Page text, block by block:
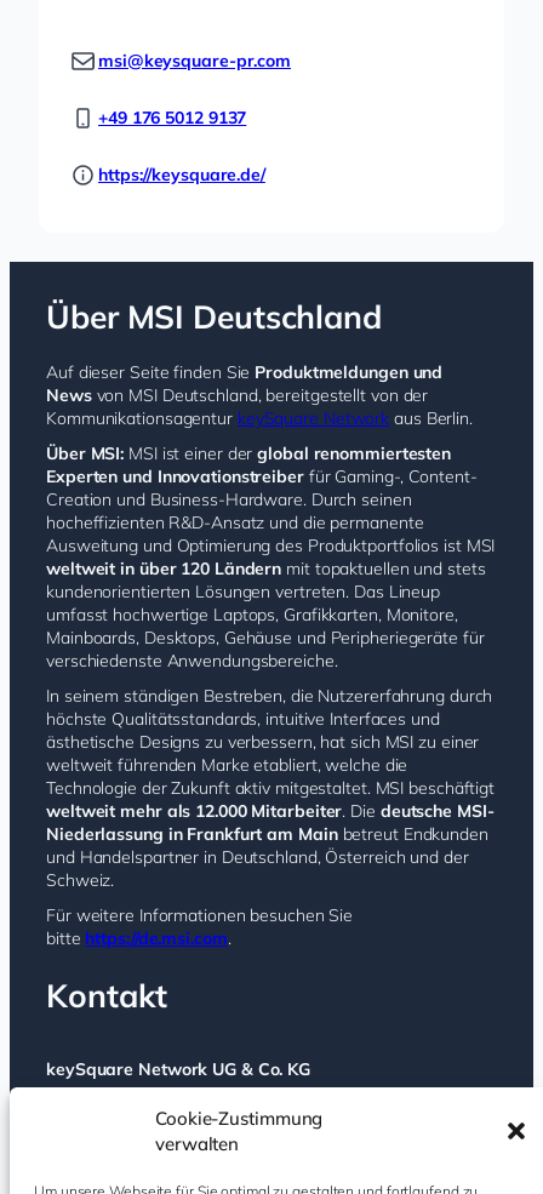
Cookie-Zustimmung
verwalten
msi@keysquare-pr.com
+49 176 5012 9137
https://keysquare.de/
Über MSI Deutschland
Auf dieser Seite finden Sie Produktmeldungen und
Newsvon MSI Deutschland, bereitgestellt von der
Kommunikationsagentur keySquare Network aus Berlin.
Über MSI: MSI ist einer derglobal renommiertesten
Experten und Innovationstreiber für Gaming-, Content-
Creation und Business-Hardware. Durch seinen
hocheffizienten R&D-Ansatz und die permanente
Ausweitung und Optimierung des Produktportfolios ist MSI
weltweit in über 120 Ländern mit topaktuellen und stets
kundenorientierten Lösungen vertreten. Das Lineup
umfasst hochwertige Laptops, Grafikkarten, Monitore,
Mainboards, Desktops, Gehäuse und Peripheriegeräte für
verschiedenste Anwendungsbereiche.
In seinem ständigen Bestreben, die Nutzererfahrung durch
höchste Qualitätsstandards, intuitive Interfaces und
ästhetische Designs zu verbessern, hat sich MSI zu einer
weltweit führenden Marke etabliert, welche die
Technologie der Zukunft aktiv mitgestaltet. MSI beschäftigt
weltweit mehr als 12.000 Mitarbeiter. Die deutsche MSI-
Niederlassung in Frankfurt am Mainbetreut Endkunden
und Handelspartner in Deutschland, Österreich und der
Schweiz.
Für weitere Informationen besuchen Sie
bitte https://de.msi.com.
Kontakt
keySquare Network UG & Co. KG
Schönhauser Allee 74a